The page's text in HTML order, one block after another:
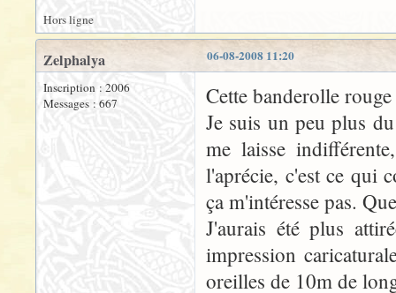
Hors ligne
06-08-2008 11:20
Zelphalya
Inscription : 2006
Messages : 667
Cette banderolle
Je suis un peu plus
me laisse
l'aprécie, c'est ce qui
ça m'intéresse pas.
J'aurais été plus
impression
oreilles de 10m de